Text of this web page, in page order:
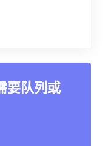
要队列或